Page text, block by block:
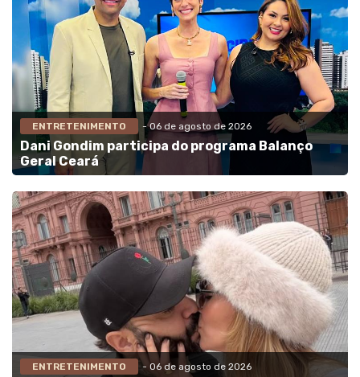
ENTRETENIMENTO - 06 de agosto de 2026
Dani Gondim participa do programa Balanço
Geral Ceará
ENTRETENIMENTO - 06 de agosto de 2026